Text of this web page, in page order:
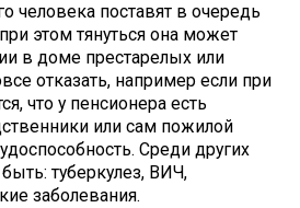
человека поставят в очередь
этом тянуться она может
в доме престарелых или
отказать, например если при
что у пенсионера есть
или сам пожилой
Среди других
туберкулез, ВИЧ,
заболевания.